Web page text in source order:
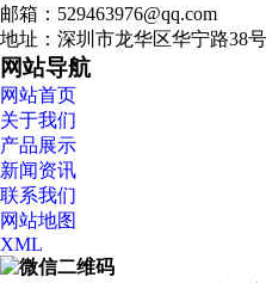
邮箱：529463976@qq.com
地址：深圳市龙华区华宁路38
网站导航
网站首页
关于我们
产品展示
新闻资讯
联系我们
网站地图
XML